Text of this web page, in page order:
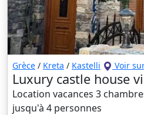
Grèce / Kreta / Kastelli Voir
Luxury castle house
Location vacances 3
jusqu'à 4 personnes